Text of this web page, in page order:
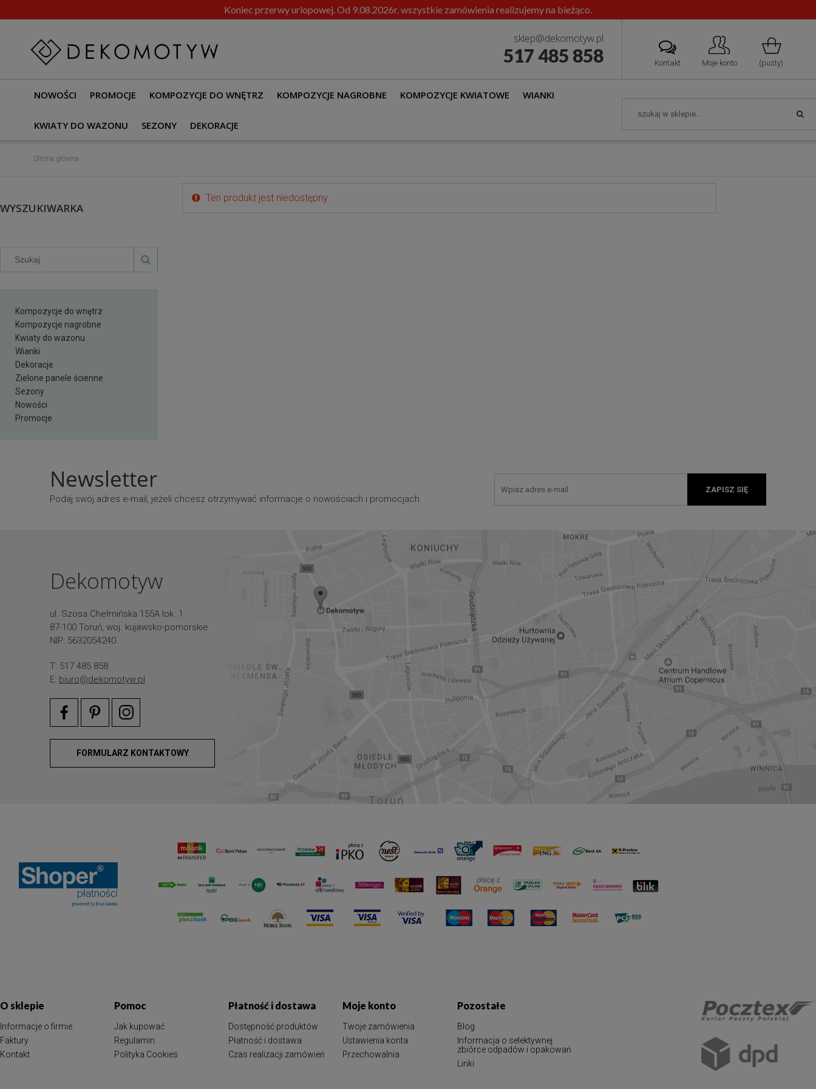
Koniec przerwy urlopowej. Od 9.08.2026r. wszystkie zamówienia realizujemy na bieżąco.
Kontakt Moje konto (pusty)
sklep@dekomotyw.pl
517 485 858
NOWOŚCI PROMOCJE KOMPOZYCJE DO WNĘTRZ KOMPOZYCJE NAGROBNE KOMPOZYCJE KWIATOWE WIANKI
KWIATY DO WAZONU SEZONY DEKORACJE
Strona główna
WYSZUKIWARKA
Kompozycje do wnętrz
Kompozycje nagrobne
Kwiaty do wazonu
Wianki
Dekoracje
Zielone panele ścienne
Sezony
Nowości
Promocje
Ten produkt jest niedostępny.
Newsletter
Podaj swój adres e-mail, jeżeli chcesz otrzymywać informacje o nowościach i promocjach.
ZAPISZ SIĘ
Dekomotyw
ul. Szosa Chełmińska 155A lok. 1
87-100 Toruń, woj. kujawsko-pomorskie
NIP: 5632054240
T: 517 485 858
E: biuro@dekomotyw.pl
FORMULARZ KONTAKTOWY
O sklepie
Informacje o firmie
Faktury
Kontakt
Pomoc
Jak kupować
Regulamin
Polityka Cookies
Płatność i dostawa
Dostępność produktów
Płatność i dostawa
Czas realizacji zamówień
Moje konto
Twoje zamówienia
Ustawienia konta
Przechowalnia
Pozostałe
Blog
Informacja o selektywnej
zbiórce odpadów i opakowań
Linki